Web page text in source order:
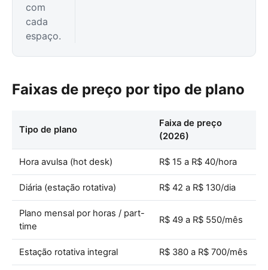
com
cada
espaço.
Faixas de preço por tipo de plano
Tipo de plano
Faixa de preço
(2026)
Hora avulsa (hot desk) R$ 15 a R$ 40/hora
Diária (estação rotativa) R$ 42 a R$ 130/dia
Plano mensal por horas / part-
time
R$ 49 a R$ 550/mês
Estação rotativa integral R$ 380 a R$ 700/mês